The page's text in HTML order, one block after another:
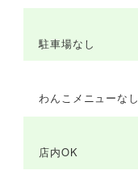
駐車場なし
わんこメニューなし
店内OK